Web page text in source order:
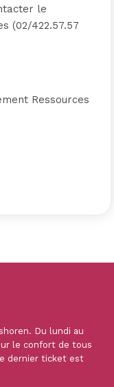
le
(02/422.57.57
Ressources
Du lundi au
le confort de tous
dernier ticket est